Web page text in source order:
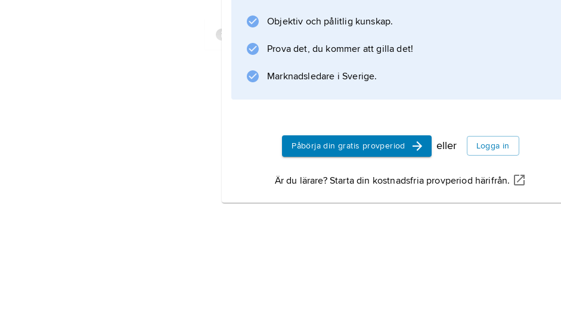
Objektiv och pålitlig kunskap.
Prova det, du kommer att gilla det!
Marknadsledare i Sverige.
Påbörja din gratis provperiod eller Logga in
Är du lärare? Starta din kostnadsfria provperiod härifrån.